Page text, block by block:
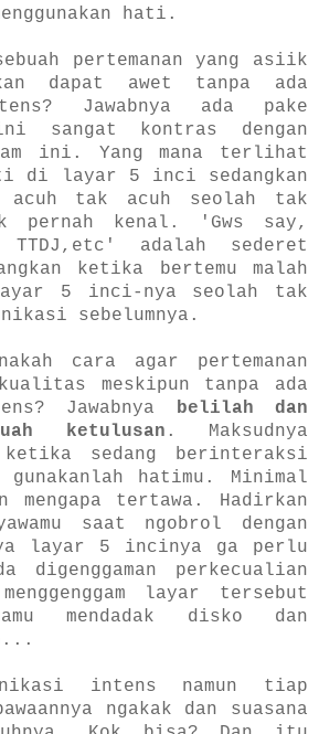
hati.
pertemanan yang asiik
dapat awet tanpa ada
Jawabnya ada pake
sangat kontras dengan
ini. Yang mana terlihat
di layar 5 inci sedangkan
tak acuh seolah tak
pernah kenal. 'Gws say,
TTDJ,etc' adalah sederet
ketika bertemu malah
5 inci-nya seolah tak
sebelumnya.
cara agar pertemanan
meskipun tanpa ada
Jawabnya
belilah dan
ketulusan . Maksudnya
ketika sedang berinteraksi
hatimu. Minimal
mengapa tertawa. Hadirkan
saat ngobrol dengan
layar 5 incinya ga perlu
digenggaman perkecualian
layar tersebut
mendadak disko dan
intens namun tiap
ngakak dan suasana